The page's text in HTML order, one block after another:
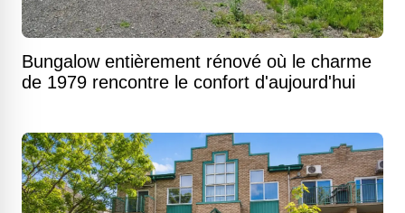
Bungalow entièrement rénové où le charme
de 1979 rencontre le confort d'aujourd'hui